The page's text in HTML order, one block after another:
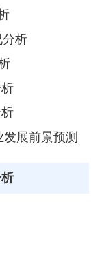
析
展前景预测